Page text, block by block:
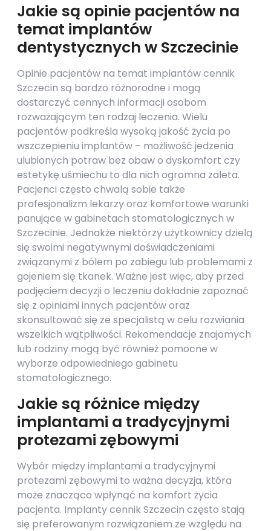
Jakie są opinie pacjentów na
temat implantów
dentystycznych w Szczecinie
Opinie pacjentów na temat implantów cennik
Szczecin są bardzo różnorodne i mogą
dostarczyć cennych informacji osobom
rozważającym ten rodzaj leczenia. Wielu
pacjentów podkreśla wysoką jakość życia po
wszczepieniu implantów – możliwość jedzenia
ulubionych potraw bez obaw o dyskomfort czy
estetykę uśmiechu to dla nich ogromna zaleta.
Pacjenci często chwalą sobie także
profesjonalizm lekarzy oraz komfortowe warunki
panujące w gabinetach stomatologicznych w
Szczecinie. Jednakże niektórzy użytkownicy dzielą
się swoimi negatywnymi doświadczeniami
związanymi z bólem po zabiegu lub problemami z
gojeniem się tkanek. Ważne jest więc, aby przed
podjęciem decyzji o leczeniu dokładnie zapoznać
się z opiniami innych pacjentów oraz
skonsultować się ze specjalistą w celu rozwiania
wszelkich wątpliwości. Rekomendacje znajomych
lub rodziny mogą być również pomocne w
wyborze odpowiedniego gabinetu
stomatologicznego.
Jakie są różnice między
implantami a tradycyjnymi
protezami zębowymi
Wybór między implantami a tradycyjnymi
protezami zębowymi to ważna decyzja, która
może znacząco wpłynąć na komfort życia
pacjenta. Implanty cennik Szczecin często stają
się preferowanym rozwiązaniem ze względu na